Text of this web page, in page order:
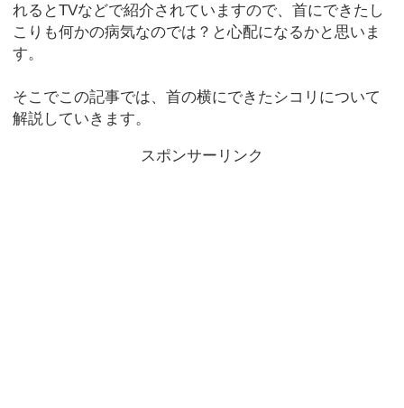
れるとTVなどで紹介されていますので、首にできたし
こりも何かの病気なのでは？と心配になるかと思いま
す。
そこでこの記事では、首の横にできたシコリについて
解説していきます。
スポンサーリンク